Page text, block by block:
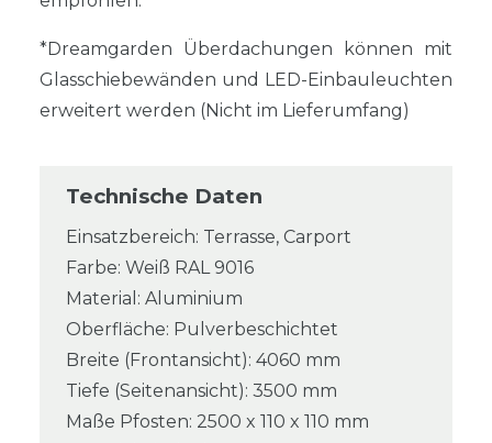
*Dreamgarden Überdachungen können mit
Glasschiebewänden und LED-Einbauleuchten
erweitert werden (Nicht im Lieferumfang)
Technische Daten
Einsatzbereich: Terrasse, Carport
Farbe: Weiß RAL 9016
Material: Aluminium
Oberfläche: Pulverbeschichtet
Breite (Frontansicht): 4060 mm
Tiefe (Seitenansicht): 3500 mm
Maße Pfosten: 2500 x 110 x 110 mm